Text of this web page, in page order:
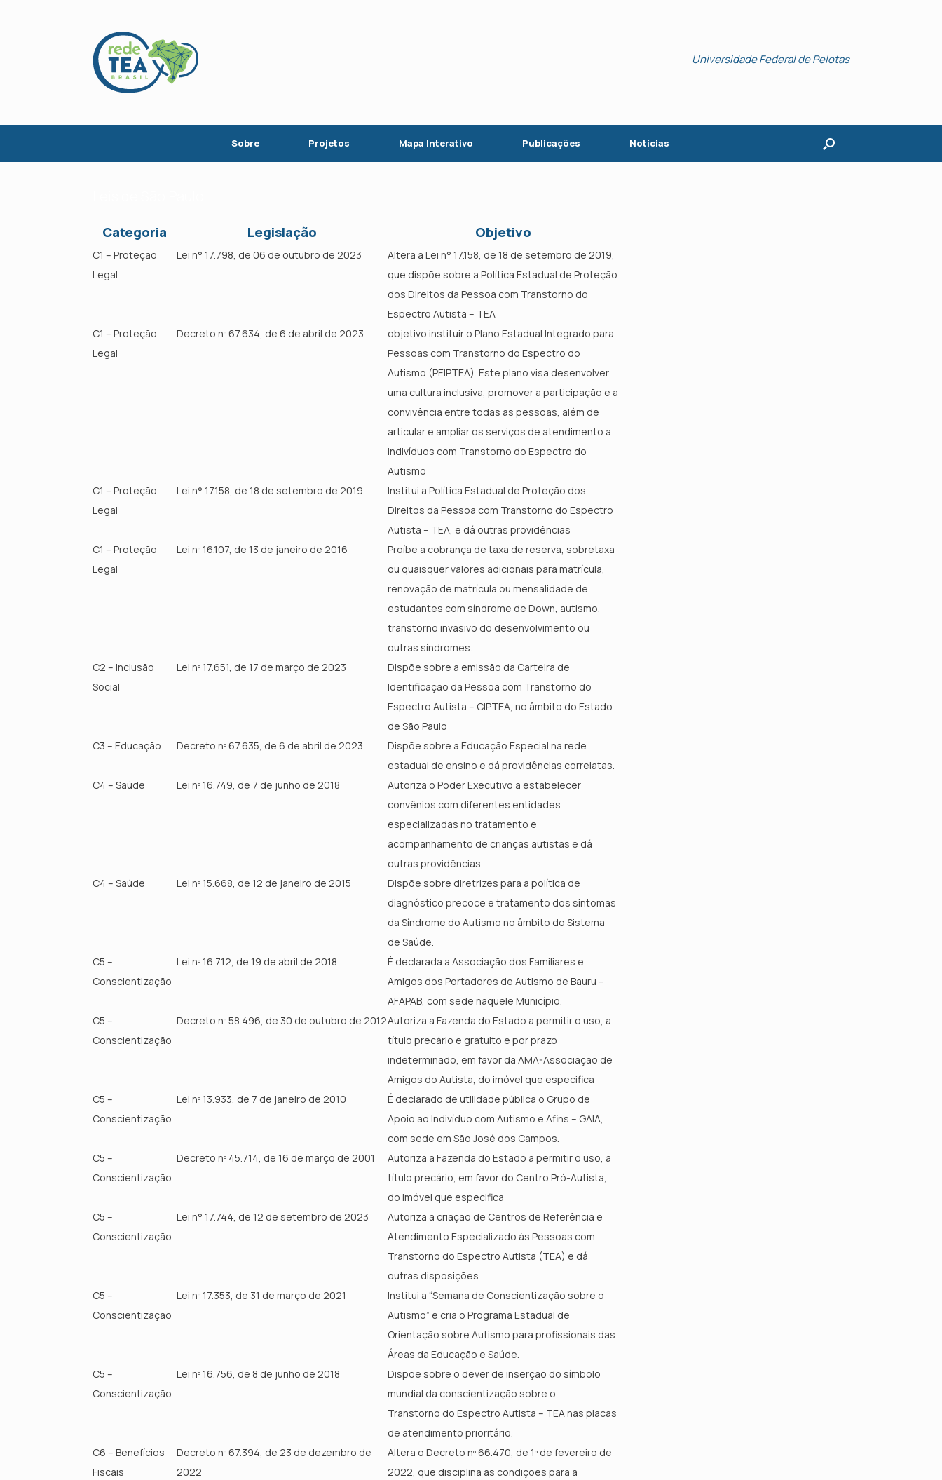
Universidade Federal de Pelotas
Sobre Projetos Mapa Interativo Publicações Notícias
Categoria Legislação Objetivo
C1 – Proteção
Legal
Lei n° 17.798, de 06 de outubro de 2023
Altera a Lei n° 17.158, de 18 de setembro de 2019,
que dispõe sobre a Política Estadual de Proteção
dos Direitos da Pessoa com Transtorno do
Espectro Autista – TEA
C1 – Proteção
Legal
Decreto nº 67.634, de 6 de abril de 2023
objetivo instituir o Plano Estadual Integrado para
Pessoas com Transtorno do Espectro do
Autismo (PEIPTEA). Este plano visa desenvolver
uma cultura inclusiva, promover a participação e a
convivência entre todas as pessoas, além de
articular e ampliar os serviços de atendimento a
indivíduos com Transtorno do Espectro do
Autismo​
C1 – Proteção
Legal
Lei n° 17.158, de 18 de setembro de 2019
Institui a Política Estadual de Proteção dos
Direitos da Pessoa com Transtorno do Espectro
Autista – TEA, e dá outras providências
C1 – Proteção
Legal
Lei nº 16.107, de 13 de janeiro de 2016
Proíbe a cobrança de taxa de reserva, sobretaxa
ou quaisquer valores adicionais para matrícula,
renovação de matrícula ou mensalidade de
estudantes com síndrome de Down, autismo,
transtorno invasivo do desenvolvimento ou
outras síndromes.
C2 – Inclusão
Social
Lei nº 17.651, de 17 de março de 2023
Dispõe sobre a emissão da Carteira de
Identificação da Pessoa com Transtorno do
Espectro Autista – CIPTEA, no âmbito do Estado
de São Paulo
C3 – Educação
Decreto nº 67.635, de 6 de abril de 2023
Dispõe sobre a Educação Especial na rede
estadual de ensino e dá providências correlatas.
C4 – Saúde
Lei nº 16.749, de 7 de junho de 2018
Autoriza o Poder Executivo a estabelecer
convênios com diferentes entidades
especializadas no tratamento e
acompanhamento de crianças autistas e dá
outras providências.
C4 – Saúde
Lei nº 15.668, de 12 de janeiro de 2015
Dispõe sobre diretrizes para a política de
diagnóstico precoce e tratamento dos sintomas
da Síndrome do Autismo no âmbito do Sistema
de Saúde.
C5 –
Conscientização
Lei nº 16.712, de 19 de abril de 2018
É declarada a Associação dos Familiares e
Amigos dos Portadores de Autismo de Bauru –
AFAPAB, com sede naquele Município.
C5 –
Conscientização
Decreto nº 58.496, de 30 de outubro de 2012Autoriza a Fazenda do Estado a permitir o uso, a
título precário e gratuito e por prazo
indeterminado, em favor da AMA-Associação de
Amigos do Autista, do imóvel que especifica
C5 –
Conscientização
Lei nº 13.933, de 7 de janeiro de 2010
É declarado de utilidade pública o Grupo de
Apoio ao Indivíduo com Autismo e Afins – GAIA,
com sede em São José dos Campos.
C5 –
Conscientização
Decreto nº 45.714, de 16 de março de 2001
Autoriza a Fazenda do Estado a permitir o uso, a
título precário, em favor do Centro Pró-Autista,
do imóvel que especifica
C5 –
Conscientização
Lei n° 17.744, de 12 de setembro de 2023
Autoriza a criação de Centros de Referência e
Atendimento Especializado às Pessoas com
Transtorno do Espectro Autista (TEA) e dá
outras disposições
C5 –
Conscientização
Lei nº 17.353, de 31 de março de 2021
Institui a “Semana de Conscientização sobre o
Autismo” e cria o Programa Estadual de
Orientação sobre Autismo para profissionais das
Áreas da Educação e Saúde.
C5 –
Conscientização
Lei nº 16.756, de 8 de junho de 2018
Dispõe sobre o dever de inserção do símbolo
mundial da conscientização sobre o
Transtorno do Espectro Autista – TEA nas placas
de atendimento prioritário.
C6 – Benefícios
Fiscais
Decreto nº 67.394, de 23 de dezembro de
2022
Altera o Decreto nº 66.470, de 1º de fevereiro de
2022, que disciplina as condições para a